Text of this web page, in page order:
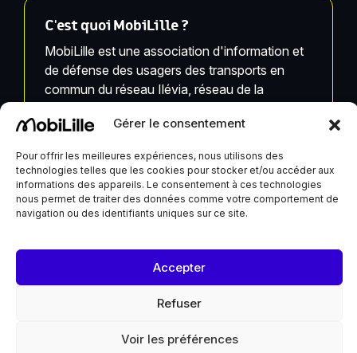
Gérer le consentement
Pour offrir les meilleures expériences, nous utilisons des
technologies telles que les cookies pour stocker et/ou accéder aux
informations des appareils. Le consentement à ces technologies
nous permet de traiter des données comme votre comportement de
navigation ou des identifiants uniques sur ce site.
Accepter
Refuser
Voir les préférences
C'est quoi MobiLille ?
MobiLille est une association d'information et
de défense des usagers des transports en
commun du réseau Ilévia, réseau de la
sont pas liées à Ilévia.
MobiLille reçoit un soutien de la Ville de Lille et du